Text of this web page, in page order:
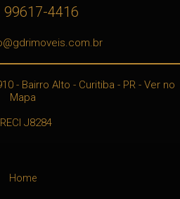
99617-4416
- Bairro Alto - Curitiba - PR- Ver no
Mapa
J8284
Home